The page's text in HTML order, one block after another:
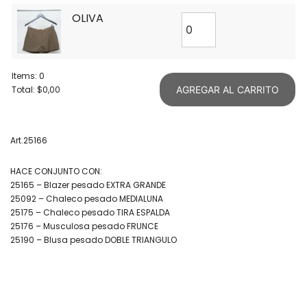
OLIVA
Items: 0
Total: $0,00
Your
is
$0,00
AGREGAR AL CARRITO
Art.25166
HACE CONJUNTO CON:
25165 – Blazer pesado EXTRA GRANDE
25092 – Chaleco pesado MEDIALUNA
25175 – Chaleco pesado TIRA ESPALDA
25176 – Musculosa pesado FRUNCE
25190 – Blusa pesado DOBLE TRIANGULO